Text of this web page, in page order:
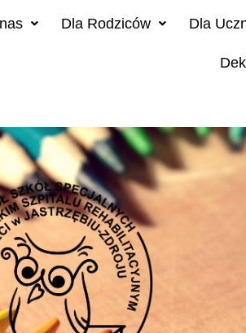
Dla Rodziców Dla